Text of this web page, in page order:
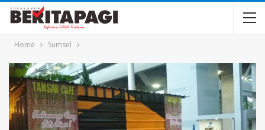
Home Sumsel